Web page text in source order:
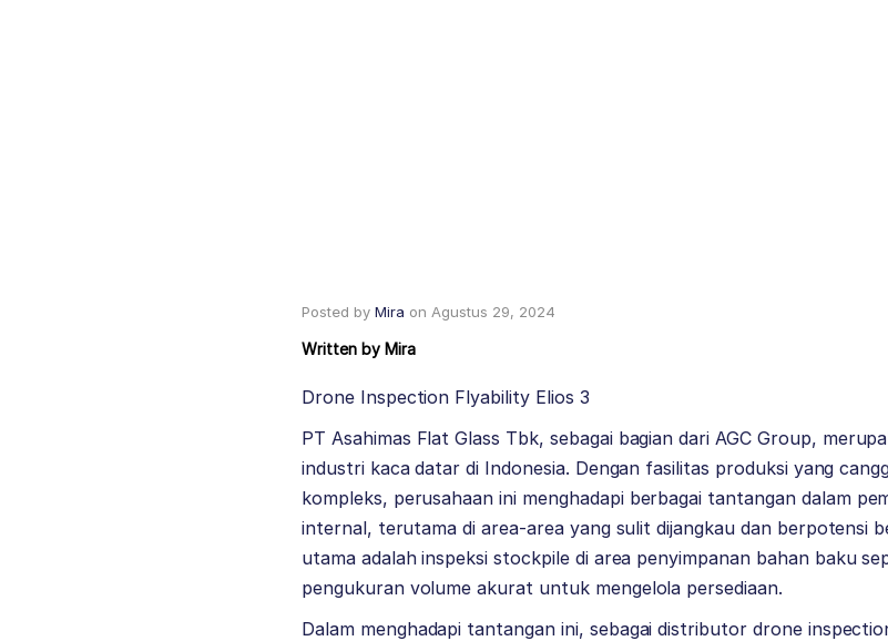
Posted by Mira on Agustus 29, 2024
Written by Mira
Drone Inspection Flyability Elios 3
PT Asahimas Flat Glass Tbk, sebagai bagian dari AGC Group,
industri kaca datar di Indonesia. Dengan fasilitas produksi yang
kompleks, perusahaan ini menghadapi berbagai tantangan dalam
internal, terutama di area-area yang sulit dijangkau dan berpotensi
utama adalah inspeksi stockpile di area penyimpanan bahan baku
pengukuran volume akurat untuk mengelola persediaan.
Dalam menghadapi tantangan ini, sebagai distributor drone